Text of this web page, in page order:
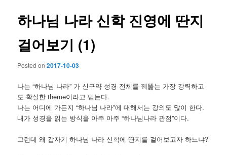
하나님 나라 신학 진영에 딴지
걸어보기 (1)
Posted on2017-10-03
나는 “하나님 나라” 가 신구약 성경 전체를 꿰뚫는 가장 강력하고
도 확실한 theme이라고 믿는다.
나는 어디에 가든지 “하나님 나라”에 대해서는 강의도 많이 한다.
내가 성경을 읽는 방식을 아주 아주 “하나님나라 관점”이다.
그런데 왜 갑자기 하나님 나라 신학에 딴지를 걸어보고자 하느냐?